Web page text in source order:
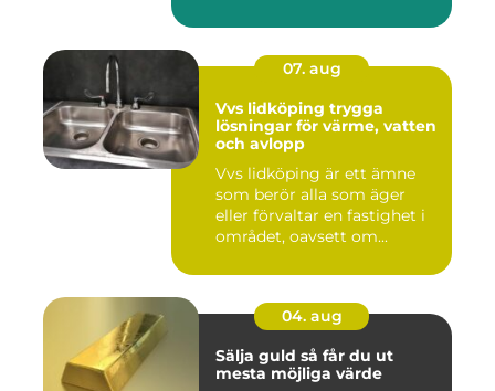
07. aug
Vvs lidköping trygga
lösningar för värme, vatten
och avlopp
Vvs lidköping är ett ämne
som berör alla som äger
eller förvaltar en fastighet i
området, oavsett om...
04. aug
Sälja guld så får du ut
mesta möjliga värde